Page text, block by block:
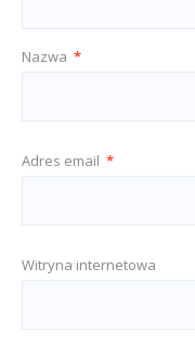
Nazwa *
Adres email *
Witryna internetowa